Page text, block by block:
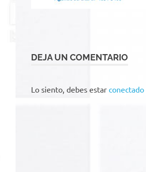
DEJA UN COMENTARIO
Lo siento, debes estar conectado